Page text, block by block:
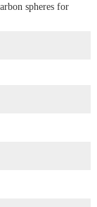
spheres for